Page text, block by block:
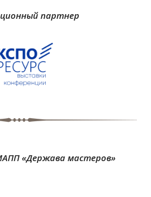
партнер
«Держава мастеров»